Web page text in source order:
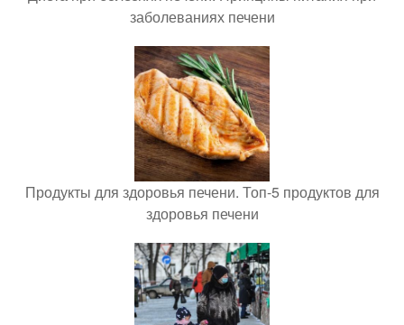
заболеваниях печени
Продукты для здоровья печени. Топ-5 продуктов для
здоровья печени